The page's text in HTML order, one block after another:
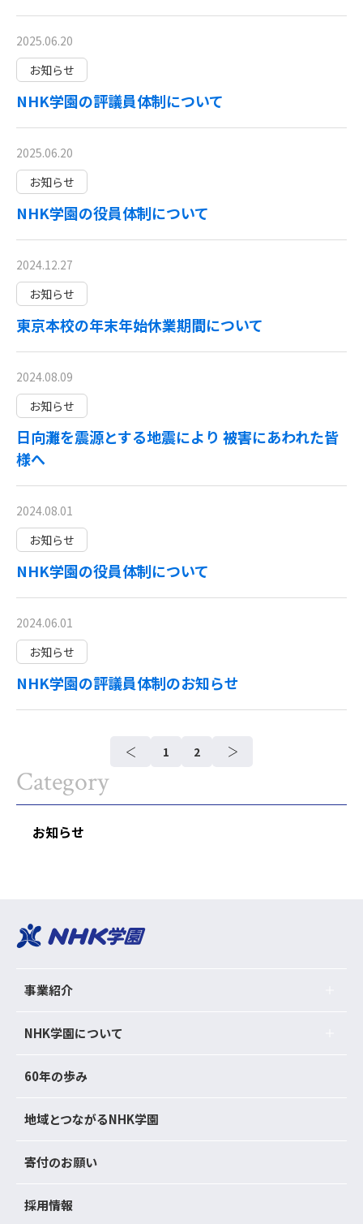
2025.06.20
お知らせ
NHK学園の評議員体制について
2025.06.20
お知らせ
NHK学園の役員体制について
2024.12.27
お知らせ
東京本校の年末年始休業期間について
2024.08.09
お知らせ
日向灘を震源とする地震により 被害にあわれた皆
様へ
2024.08.01
お知らせ
NHK学園の役員体制について
2024.06.01
お知らせ
NHK学園の評議員体制のお知らせ
1 2
Category
お知らせ
事業紹介
NHK学園について
60年の歩み
地域とつながるNHK学園
寄付のお願い
採用情報